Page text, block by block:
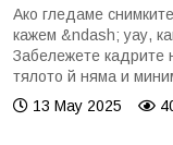
Ако гледаме
кажем &ndash; уау,
Забележете кадрите
тялото й няма и
13 May 2025